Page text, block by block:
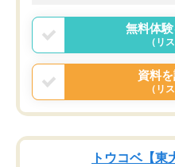
無料体
（リ
資料
（リ
トウコベ【東